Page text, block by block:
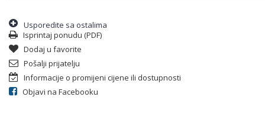
Usporedite sa ostalima
Isprintaj ponudu (PDF)
Dodaj u favorite
Pošalji prijatelju
Informacije o promijeni cijene ili dostupnosti
Objavi na Facebooku